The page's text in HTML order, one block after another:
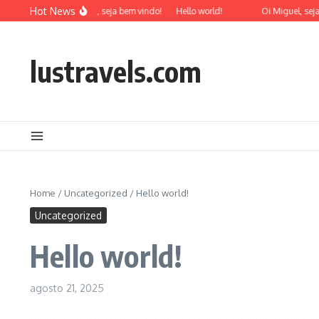
Ir para o conteúdo
Hot NewsOi Miguel, seja bem vindo! Hello world! Oi Miguel,
lustravels.com
Home / Uncategorized / Hello world!
Uncategorized
Hello world!
agosto 21, 2025